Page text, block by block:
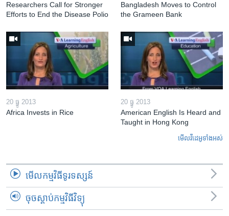
Researchers Call for Stronger
Efforts to End the Disease Polio
Bangladesh Moves to Control
the Grameen Bank
20 ធ្នូ 2013
Africa Invests in Rice
20 ធ្នូ 2013
American English Is Heard and
Taught in Hong Kong
មើល​វីដេអូ​ទាំង​អស់
មើល​កម្មវិធី​ទូរទស្សន៍
ចុចស្តាប់កម្មវិធីវិទ្យុ